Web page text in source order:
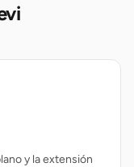
y la extensión